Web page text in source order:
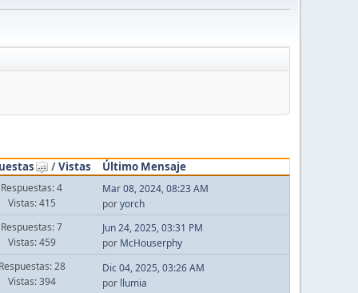
/Vistas Último Mensaje
Respuestas: 4
Vistas: 415
Mar 08, 2024, 08:23 AM
poryorch
Respuestas: 7
Vistas: 459
Jun 24, 2025, 03:31 PM
por McHouserphy
28
Vistas: 394
Dic 04, 2025, 03:26 AM
por llumia